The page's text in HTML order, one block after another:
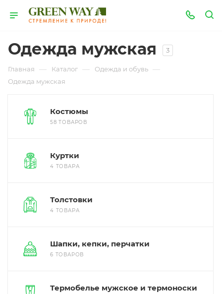
Одежда мужская 3
Главная — Каталог — Одежда и обувь —
Одежда мужская
Костюмы
58 ТОВАРОВ
Куртки
4 ТОВАРА
Толстовки
4 ТОВАРА
Шапки, кепки, перчатки
6 ТОВАРОВ
Термобелье мужское и термоноски